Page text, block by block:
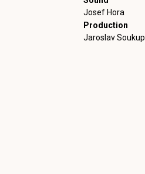
Josef Hora
Production
Jaroslav Soukup